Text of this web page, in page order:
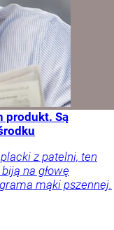
produkt. Są
z patelni, ten
na głowę
mąki pszennej.